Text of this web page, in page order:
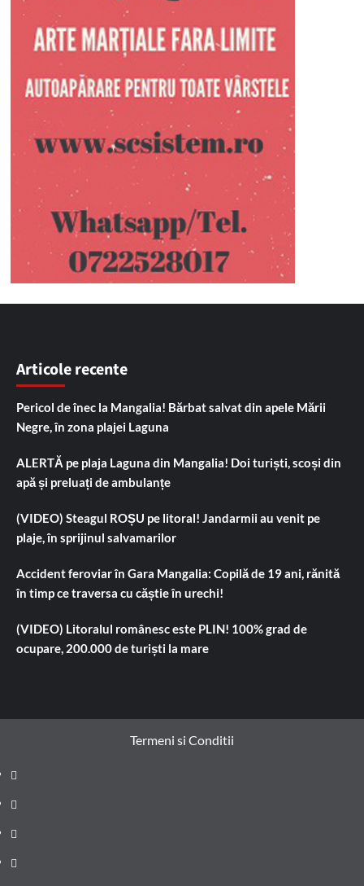
Articole recente
Pericol de înec la Mangalia! Bărbat salvat din apele Mării
Negre, în zona plajei Laguna
ALERTĂ pe plaja Laguna din Mangalia! Doi turiști, scoși din
apă și preluați de ambulanțe
(VIDEO) Steagul ROȘU pe litoral! Jandarmii au venit pe
plaje, în sprijinul salvamarilor
Accident feroviar în Gara Mangalia: Copilă de 19 ani, rănită
în timp ce traversa cu căștie în urechi!
(VIDEO) Litoralul românesc este PLIN! 100% grad de
ocupare, 200.000 de turiști la mare
Termeni si Conditii
Prima
pagină
Știri
de
ultima
Administrație
locală
Actualitate